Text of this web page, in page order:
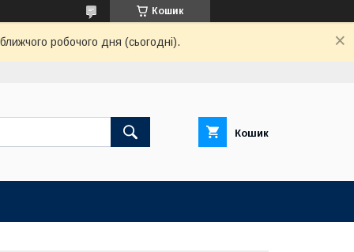
Кошик
робочого дня (сьогодні).
Кошик